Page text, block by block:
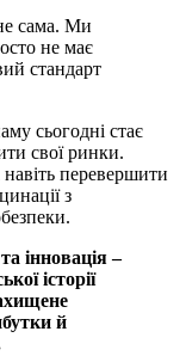
сама. Ми
не має
стандарт
сьогодні стає
свої ринки.
перевершити
з
інновація –
історії
й